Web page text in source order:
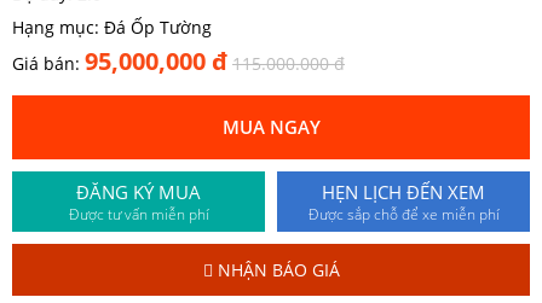
Hạng mục: Đá Ốp Tường
Giá bán: 95,000,000 đ 115.000.000 đ
MUA NGAY
ĐĂNG KÝ MUA
Được tư vấn miễn phí
HẸN LỊCH ĐẾN XEM
Được sắp chỗ để xe miễn phí
NHẬN BÁO GIÁ